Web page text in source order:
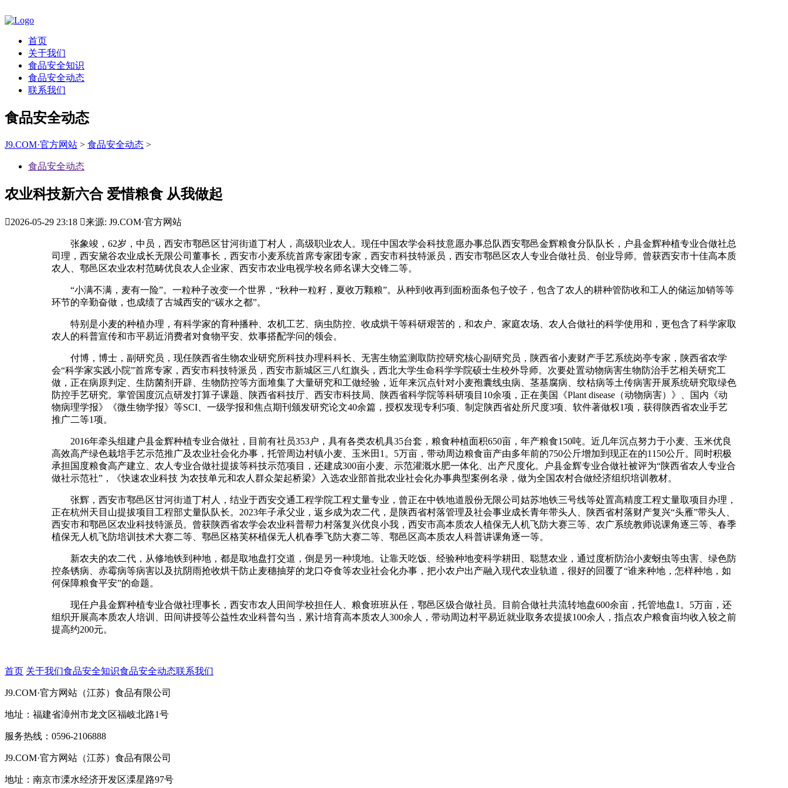
首页
关于我们
食品安全知识
食品安全动态
联系我们
食品安全动态
J9.COM·官方网站 > 食品安全动态 >
食品安全动态
农业科技新六合 爱惜粮食 从我做起
2026-05-29 23:18 来源: J9.COM·官方网站
张象竣，62岁，中员，西安市鄠邑区甘河街道丁村人，高级职业农人。现任中国农学会科技意愿办事总队西安鄠邑金辉粮食分队队长，户县金辉种植专业合做社总
司理，西安黛谷农业成长无限公司董事长，西安市小麦系统首席专家团专家，西安市科技特派员，西安市鄠邑区农人专业合做社员、创业导师。曾获西安市十佳高本质
农人、鄠邑区农业农村范畴优良农人企业家、西安市农业电视学校名师名课大交锋二等。
“小满不满，麦有一险”。一粒种子改变一个世界，“秋种一粒籽，夏收万颗粮”。从种到收再到面粉面条包子饺子，包含了农人的耕种管防收和工人的储运加销等等
环节的辛勤奋做，也成绩了古城西安的“碳水之都”。
特别是小麦的种植办理，有科学家的育种播种、农机工艺、病虫防控、收成烘干等科研艰苦的，和农户、家庭农场、农人合做社的科学使用和，更包含了科学家取
农人的科普宣传和市平易近消费者对食物平安、炊事搭配学问的领会。
付博，博士，副研究员，现任陕西省生物农业研究所科技办理科科长、无害生物监测取防控研究核心副研究员，陕西省小麦财产手艺系统岗亭专家，陕西省农学
会“科学家实践小院”首席专家，西安市科技特派员，西安市新城区三八红旗头，西北大学生命科学学院硕士生校外导师。次要处置动物病害生物防治手艺相关研究工
做，正在病原判定、生防菌剂开辟、生物防控等方面堆集了大量研究和工做经验，近年来沉点针对小麦孢囊线虫病、茎基腐病、纹枯病等土传病害开展系统研究取绿色
防控手艺研究。掌管国度沉点研发打算子课题、陕西省科技厅、西安市科技局、陕西省科学院等科研项目10余项，正在美国《Plant disease（动物病害）》、国内《动
物病理学报》《微生物学报》等SCI、一级学报和焦点期刊颁发研究论文40余篇，授权发现专利5项、制定陕西省处所尺度3项、软件著做权1项，获得陕西省农业手艺
推广二等1项。
2016年牵头组建户县金辉种植专业合做社，目前有社员353户，具有各类农机具35台套，粮食种植面积650亩，年产粮食150吨。近几年沉点努力于小麦、玉米优良
高效高产绿色栽培手艺示范推广及农业社会化办事，托管周边村镇小麦、玉米田1。5万亩，带动周边粮食亩产由多年前的750公斤增加到现正在的1150公斤。同时积极
承担国度粮食高产建立、农人专业合做社提拔等科技示范项目，还建成300亩小麦、示范灌溉水肥一体化、出产尺度化。户县金辉专业合做社被评为“陕西省农人专业合
做社示范社”，《快速农业科技 为农技单元和农人群众架起桥梁》入选农业部首批农业社会化办事典型案例名录，做为全国农村合做经济组织培训教材。
张辉，西安市鄠邑区甘河街道丁村人，结业于西安交通工程学院工程丈量专业，曾正在中铁地道股份无限公司姑苏地铁三号线等处置高精度工程丈量取项目办理，
正在杭州天目山提拔项目工程部丈量队队长。2023年子承父业，返乡成为农二代，是陕西省村落管理及社会事业成长青年带头人、陕西省村落财产复兴“头雁”带头人、
西安市和鄠邑区农业科技特派员。曾获陕西省农学会农业科普帮力村落复兴优良小我，西安市高本质农人植保无人机飞防大赛三等、农广系统教师说课角逐三等、春季
植保无人机飞防培训技术大赛二等、鄠邑区格芙杯植保无人机春季飞防大赛二等、鄠邑区高本质农人科普讲课角逐一等。
新农夫的农二代，从修地铁到种地，都是取地盘打交道，倒是另一种境地。让靠天吃饭、经验种地变科学耕田、聪慧农业，通过度析防治小麦蚜虫等虫害、绿色防
控条锈病、赤霉病等病害以及抗阴雨抢收烘干防止麦穗抽芽的龙口夺食等农业社会化办事，把小农户出产融入现代农业轨道，很好的回覆了“谁来种地，怎样种地，如
何保障粮食平安”的命题。
现任户县金辉种植专业合做社理事长，西安市农人田间学校担任人、粮食班班从任，鄠邑区级合做社员。目前合做社共流转地盘600余亩，托管地盘1。5万亩，还
组织开展高本质农人培训、田间讲授等公益性农业科普勾当，累计培育高本质农人300余人，带动周边村平易近就业取务农提拔100余人，指点农户粮食亩均收入较之前
提高约200元。
首页 关于我们食品安全知识食品安全动态联系我们
J9.COM·官方网站（江苏）食品有限公司
地址：福建省漳州市龙文区福岐北路1号
服务热线：0596-2106888
J9.COM·官方网站（江苏）食品有限公司
地址：南京市溧水经济开发区溧星路97号